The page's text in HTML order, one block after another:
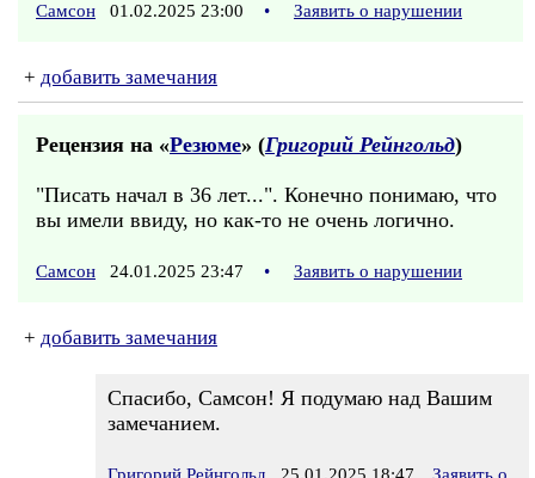
Самсон 01.02.2025 23:00 • Заявить о нарушении
+ добавить замечания
Рецензия на «Резюме» (Григорий Рейнгольд)
"Писать начал в 36 лет...". Конечно понимаю, что
вы имели ввиду, но как-то не очень логично.
Самсон 24.01.2025 23:47 • Заявить о нарушении
+ добавить замечания
Спасибо, Самсон! Я подумаю над Вашим
замечанием.